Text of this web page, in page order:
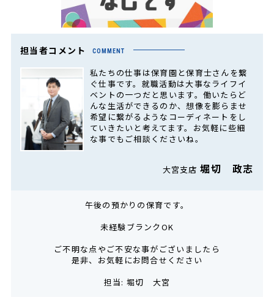
担当者コメント COMMENT
私たちの仕事は保育園と保育士さんを繋
ぐ仕事です。就職活動は大事なライフイ
ベントの一つだと思います。働いたらど
んな生活ができるのか、想像を膨らませ
希望に繋がるようなコーディネートをし
ていきたいと考えてます。お気軽に些細
な事でもご相談くださいね。
大宮支店堀切 政志
午後の預かりの保育です。
未経験ブランクOK
ご不明な点やご不安な事がございましたら
是非、お気軽にお問合せください
担当: 堀切 大宮